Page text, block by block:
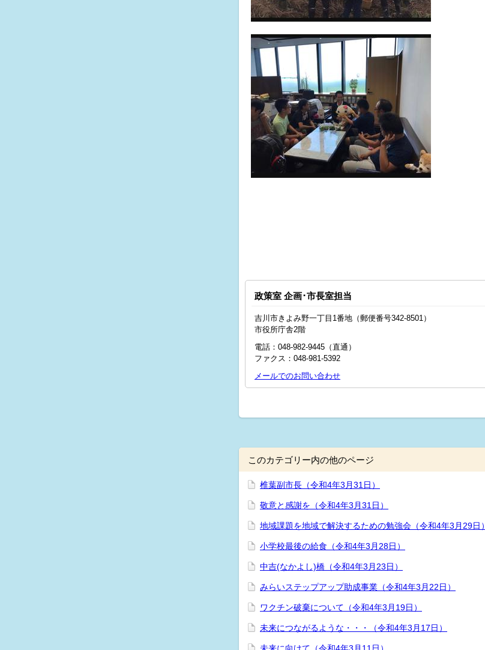
政策室 企画･市長室担当
吉川市きよみ野一丁目1番地（郵便番号342-8501）
市役所庁舎2階
電話：048‐982‐9445（直通）
ファクス：048-981-5392
メールでのお問い合わせ
このカテゴリー内の他のページ
椎葉副市長（令和4年3月31日）
敬意と感謝を（令和4年3月31日）
地域課題を地域で解決するための勉強会（令和4年3月29日）
小学校最後の給食（令和4年3月28日）
中吉(なかよし)橋（令和4年3月23日）
みらいステップアップ助成事業（令和4年3月22日）
ワクチン破棄について（令和4年3月19日）
未来につながるような・・・（令和4年3月17日）